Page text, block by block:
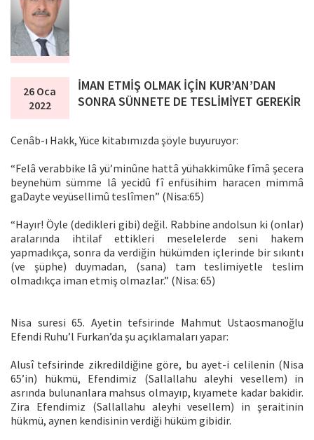
26 Oca
2022
İMAN ETMİŞ OLMAK İÇİN KUR’AN’DAN
SONRA SÜNNETE DE TESLİMİYET GEREKİR
Cenâb-ı Hakk, Yüce kitabımızda şöyle buyuruyor:
“Felâ verabbike lâ yü’minûne hattâ yühakkimûke fîmâ şecera
beynehüm sümme lâ yecidû fî enfüsihim haracen mimmâ
gaDayte veyüsellimû teslîmen” (Nisa:65)
“Hayır! Öyle (dedikleri gibi) değil. Rabbine andolsun ki (onlar)
aralarında ihtilaf ettikleri meselelerde seni hakem
yapmadıkça, sonra da verdiğin hükümden içlerinde bir sıkıntı
(ve şüphe) duymadan, (sana) tam teslimiyetle teslim
olmadıkça iman etmiş olmazlar.” (Nisa: 65)
Nisa suresi 65. Ayetin tefsirinde Mahmut Ustaosmanoğlu
Efendi Ruhu’l Furkan’da şu açıklamaları yapar:
Alusî tefsirinde zikredildiğine göre, bu ayet-i celilenin (Nisa
65’in) hükmü, Efendimiz (Sallallahu aleyhi vesellem) in
asrında bulunanlara mahsus olmayıp, kıyamete kadar bakidir.
Zira Efendimiz (Sallallahu aleyhi vesellem) in şeraitinin
hükmü, aynen kendisinin verdiği hüküm gibidir.